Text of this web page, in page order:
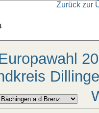
Zurück zur